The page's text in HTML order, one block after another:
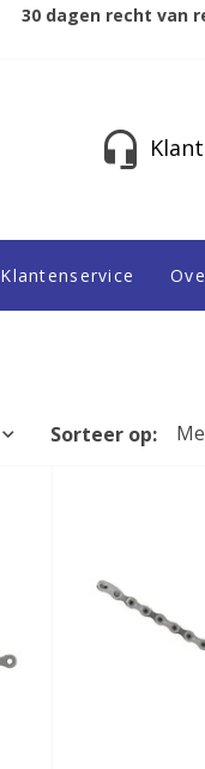
30 dagen recht van
Klantenservice
Sorteer op: